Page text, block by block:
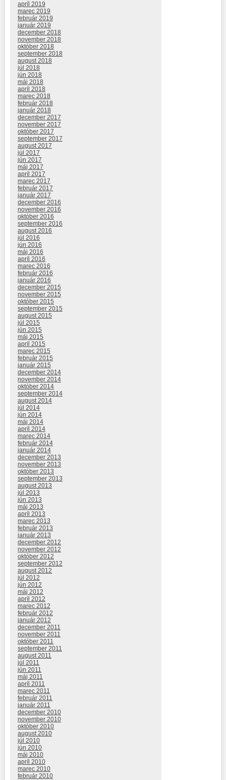
apríl 2019
marec 2019
február 2019
január 2019
december 2018
november 2018
október 2018
september 2018
august 2018
júl 2018
jún 2018
máj 2018
apríl 2018
marec 2018
február 2018
január 2018
december 2017
november 2017
október 2017
september 2017
august 2017
júl 2017
jún 2017
máj 2017
apríl 2017
marec 2017
február 2017
január 2017
december 2016
november 2016
október 2016
september 2016
august 2016
júl 2016
jún 2016
máj 2016
apríl 2016
marec 2016
február 2016
január 2016
december 2015
november 2015
október 2015
september 2015
august 2015
júl 2015
jún 2015
máj 2015
apríl 2015
marec 2015
február 2015
január 2015
december 2014
november 2014
október 2014
september 2014
august 2014
júl 2014
jún 2014
máj 2014
apríl 2014
marec 2014
február 2014
január 2014
december 2013
november 2013
október 2013
september 2013
august 2013
júl 2013
jún 2013
máj 2013
apríl 2013
marec 2013
február 2013
január 2013
december 2012
november 2012
október 2012
september 2012
august 2012
júl 2012
jún 2012
máj 2012
apríl 2012
marec 2012
február 2012
január 2012
december 2011
november 2011
október 2011
september 2011
august 2011
júl 2011
jún 2011
máj 2011
apríl 2011
marec 2011
február 2011
január 2011
december 2010
november 2010
október 2010
august 2010
júl 2010
jún 2010
máj 2010
apríl 2010
marec 2010
február 2010